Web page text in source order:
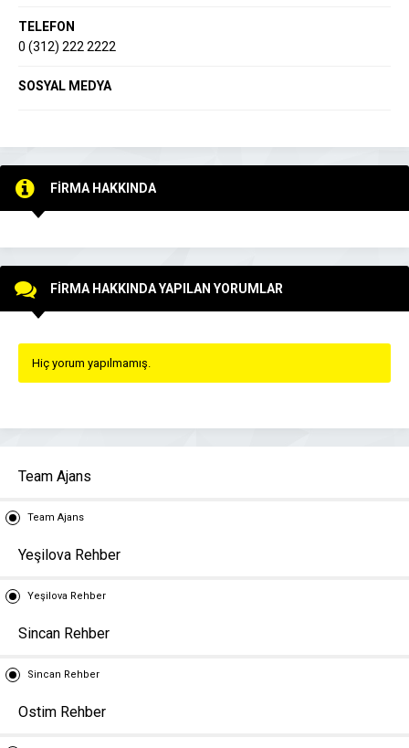
TELEFON
0 (312) 222 2222
SOSYAL MEDYA
FİRMA HAKKINDA
FİRMA HAKKINDA YAPILAN YORUMLAR
Hiç yorum yapılmamış.
Team Ajans
Team Ajans
Yeşilova Rehber
Yeşilova Rehber
Sincan Rehber
Sincan Rehber
Ostim Rehber